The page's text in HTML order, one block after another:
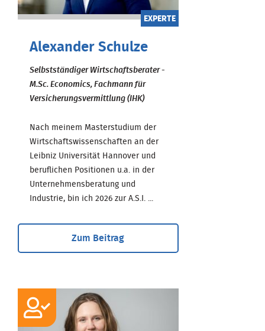
EXPERTE
Alexander Schulze
Selbstständiger Wirtschaftsberater -
M.Sc. Economics, Fachmann für
Versicherungsvermittlung (IHK)
Nach meinem Masterstudium der
Wirtschaftswissenschaften an der
Leibniz Universität Hannover und
beruflichen Positionen u.a. in der
Unternehmensberatung und
Industrie, bin ich 2026 zur A.S.I. ...
Zum Beitrag